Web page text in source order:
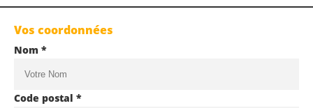
Vos coordonnées
Nom *
Code postal *